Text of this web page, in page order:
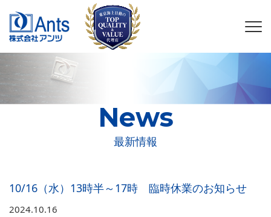
個人情報保護方針
勧誘方針
News
最新情報
10/16（水）13時半～17時 臨時休業のお知らせ
2024.10.16